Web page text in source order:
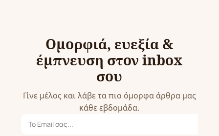
Ομορφιά, ευεξία &
έμπνευση στον inbox
σου
Γίνε μέλος και λάβε τα πιο όμορφα άρθρα μας
κάθε εβδομάδα.